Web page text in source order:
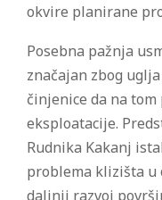
okvire planirane
Posebna pažnja
značajan zbog
činjenice da na
eksploatacije.
Rudnika Kakanj
problema klizišta u
daljnji razvoj